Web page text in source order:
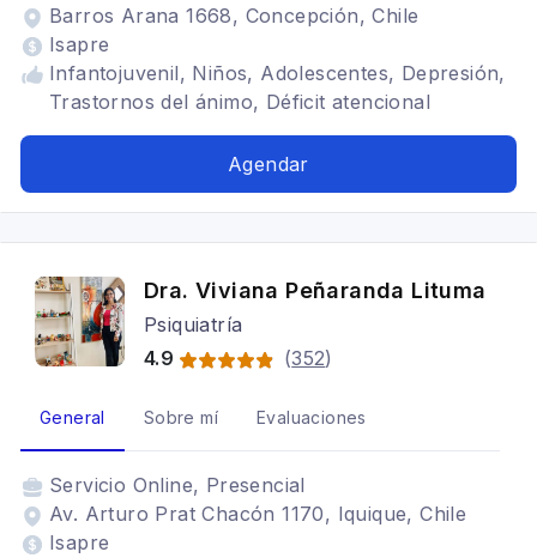
Barros Arana 1668, Concepción, Chile
Isapre
Infantojuvenil, Niños, Adolescentes, Depresión,
Trastornos del ánimo, Déficit atencional
Agendar
Dra. Viviana Peñaranda Lituma
Psiquiatría
4.9
(352)
General Sobre mí Evaluaciones
Servicio Online, Presencial
Av. Arturo Prat Chacón 1170, Iquique, Chile
Isapre